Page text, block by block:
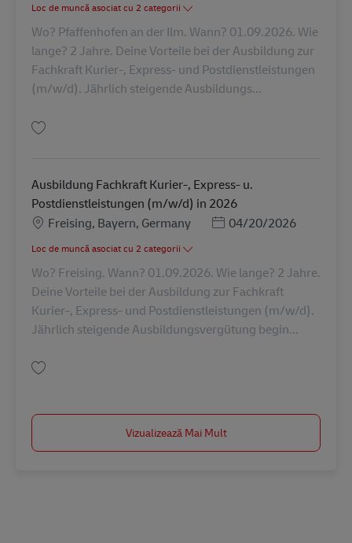
Loc de muncă asociat cu 2 categorii
Wo? Pfaffenhofen an der Ilm. Wann? 01.09.2026. Wie
lange? 2 Jahre. Deine Vorteile bei der Ausbildung zur
Fachkraft Kurier-, Express- und Postdienstleistungen
(m/w/d). Jährlich steigende Ausbildungs...
Ausbildung Fachkraft Kurier-, Express- u.
Postdienstleistungen (m/w/d) in 2026
Locație
Freising, Bayern, Germany Posted Date
04/20/2026
Loc de muncă asociat cu 2 categorii
Wo? Freising. Wann? 01.09.2026. Wie lange? 2 Jahre.
Deine Vorteile bei der Ausbildung zur Fachkraft
Kurier-, Express- und Postdienstleistungen (m/w/d).
Jährlich steigende Ausbildungsvergütung begin...
Vizualizează Mai Mult